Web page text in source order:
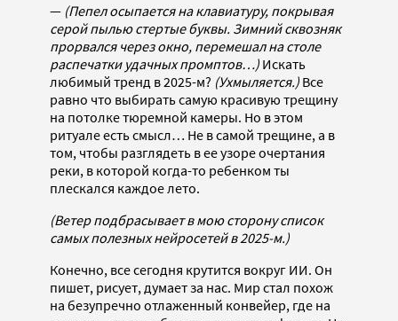
— (Пепел осыпается на клавиатуру, покрывая
серой пылью стертые буквы. Зимний сквозняк
прорвался через окно, перемешал на столе
распечатки удачных промптов…) Искать
любимый тренд в 2025-м? (Ухмыляется.) Все
равно что выбирать самую красивую трещину
на потолке тюремной камеры. Но в этом
ритуале есть смысл… Не в самой трещине, а в
том, чтобы разглядеть в ее узоре очертания
реки, в которой когда-то ребенком ты
плескался каждое лето.
(Ветер подбрасывает в мою сторону список
самых полезных нейросетей в 2025-м.)
Конечно, все сегодня крутится вокруг ИИ. Он
пишет, рисует, думает за нас. Мир стал похож
на безупречно отлаженный конвейер, где на